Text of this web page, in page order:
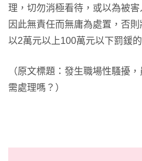
理，切勿消極看待，或以為被
因此無責任而無庸為處置，否
以2萬元以上100萬元以下罰鍰
（原文標題：發生職場性騷擾
需處理嗎？）